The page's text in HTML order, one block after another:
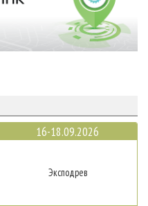
16-18.09.2026
Эксподрев